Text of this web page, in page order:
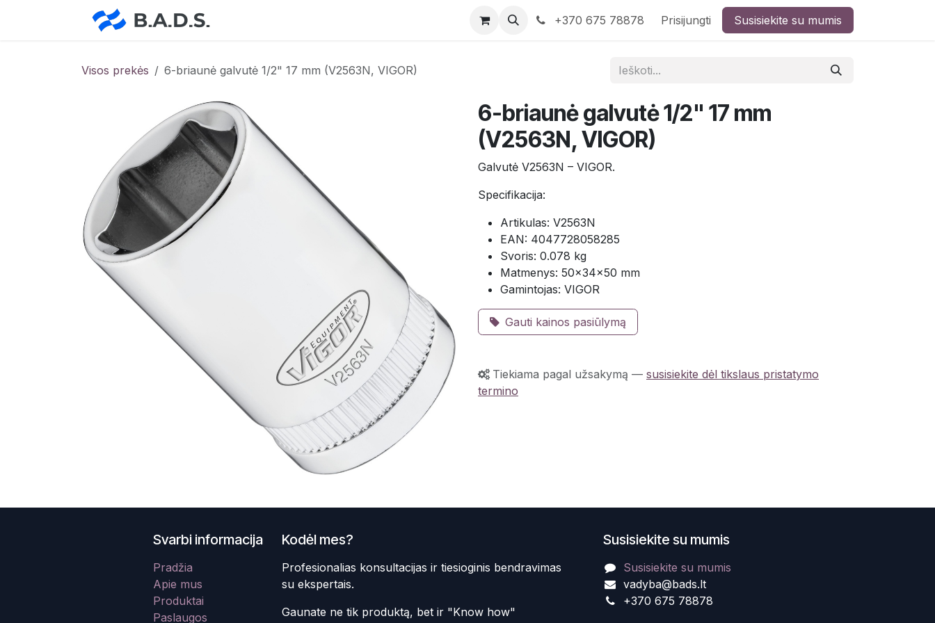
+370 675 78878 Prisijungti Susisiekite su mumis
Visos prekės 6-briaunė galvutė 1/2" 17 mm (V2563N, VIGOR)
6-briaunė galvutė 1/2" 17 mm
(V2563N, VIGOR)
Galvutė V2563N – VIGOR.
Specifikacija:
Artikulas: V2563N
EAN: 4047728058285
Svoris: 0.078 kg
Matmenys: 50×34×50 mm
Gamintojas: VIGOR
Gauti kainos pasiūlymą
Tiekiama pagal užsakymą — susisiekite dėl tikslaus pristatymo
termino
Susisiekite su mumis
Susisiekite su mumis
vadyba@bads.lt
+370 675 78878
Kodėl mes?
Profesionalias konsultacijas ir tiesioginis bendravimas
su ekspertais.
Gaunate ne tik produktą, bet ir "Know how"
Svarbi informacija
Pradžia
Apie mus
Produktai
Paslaugos